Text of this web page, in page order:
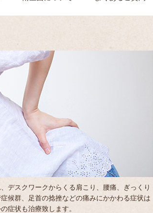
デスクワークからくる肩こり、腰痛、ぎっくり
候群、足首の捻挫などの痛みにかかわる症状は
症状も治療致します。